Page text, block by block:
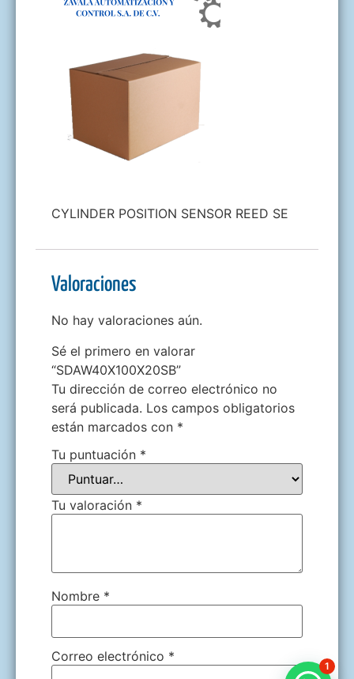
CYLINDER POSITION SENSOR REED SE
Valoraciones
No hay valoraciones aún.
Sé el primero en valorar
“SDAW40X100X20SB”
Tu dirección de correo electrónico no
será publicada. Los campos obligatorios
están marcados con *
Tu puntuación *
Tu valoración *
Nombre *
Correo electrónico *
1